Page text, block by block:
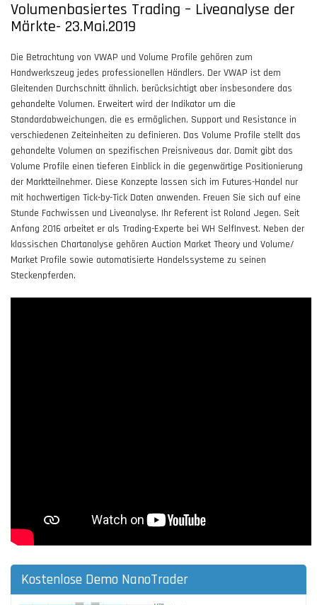
Volumenbasiertes Trading – Liveanalyse der
Märkte- 23.Mai.2019
Die Betrachtung von VWAP und Volume Profile gehören zum
Handwerkszeug jedes professionellen Händlers. Der VWAP ist dem
Gleitenden Durchschnitt ähnlich, berücksichtigt aber insbesondere das
gehandelte Volumen. Erweitert wird der Indikator um die
Standardabweichungen, die es ermöglichen, Support und Resistance in
verschiedenen Zeiteinheiten zu definieren. Das Volume Profile stellt das
gehandelte Volumen an spezifischen Preisniveaus dar. Damit gibt das
Volume Profile einen tieferen Einblick in die gegenwärtige Positionierung
der Marktteilnehmer. Diese Konzepte lassen sich im Futures-Handel nur
mit hochwertigen Tick-by-Tick Daten anwenden. Freuen Sie sich auf eine
Stunde Fachwissen und Liveanalyse. Ihr Referent ist Roland Jegen. Seit
Anfang 2016 arbeitet er als Trading-Experte bei WH SelfInvest. Neben der
klassischen Chartanalyse gehören Auction Market Theory und Volume/
Market Profile sowie automatisierte Handelssysteme zu seinen
Steckenpferden.
Kostenlose Demo NanoTrader